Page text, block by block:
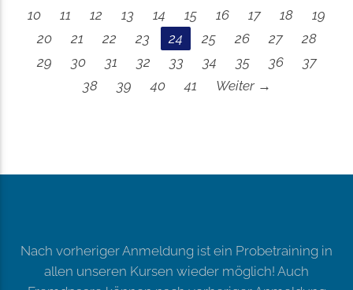
10
11 12 13 14 15 16 17 18
19
20
21 22 23 24 25 26 27
28
29
30 31 32 33 34 35 36
37
38
39 40 41 Weiter →
Nach vorheriger Anmeldung ist ein Probetraining in
allen unseren Kursen wieder möglich! Auch